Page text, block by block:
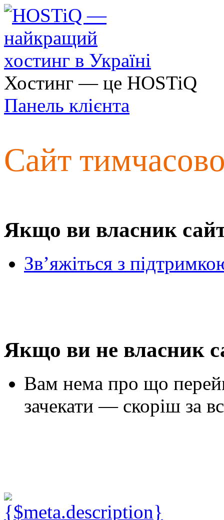
Хостинг — це HOSTiQ
Панель клієнта
Сайт
Якщо ви власник
Зв’яжіться з
Якщо ви не власник
Вам нема про що
зачекати — скоріш за